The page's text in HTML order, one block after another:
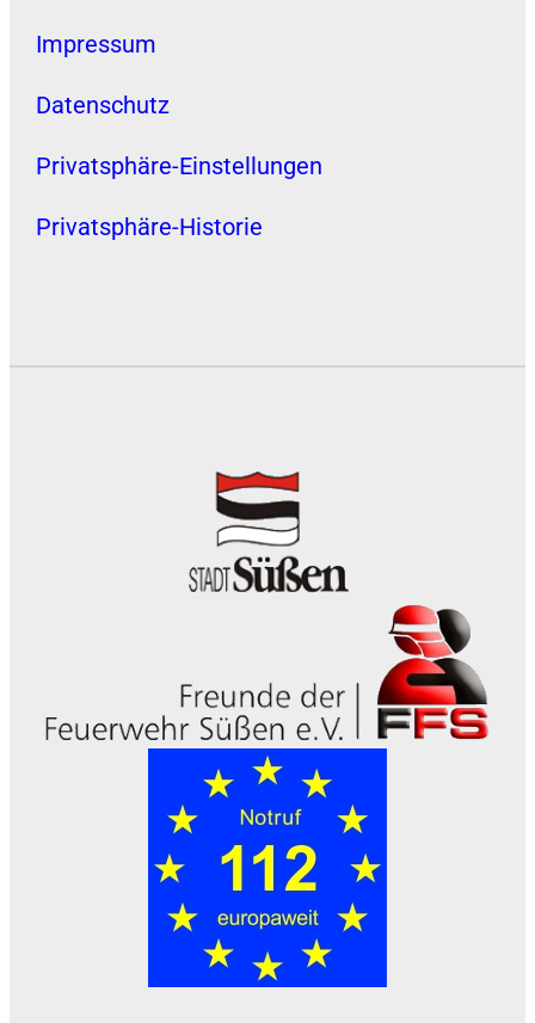
Impressum
Datenschutz
Privatsphäre-Einstellungen
Privatsphäre-Historie